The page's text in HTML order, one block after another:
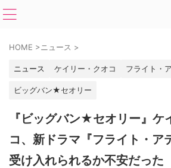
HOME >ニュース >
ニュース ケイリー・クオコ フライト・
ビッグバン★セオリー
『ビッグバン★セオリー』ケ
コ、新ドラマ『フライト・ア
受け入れられるか不安だった